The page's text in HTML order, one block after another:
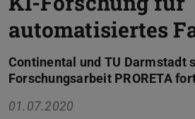
automatisiertes
Continental und TU Darmstadt
Forschungsarbeit PRORETA
01.07.2020